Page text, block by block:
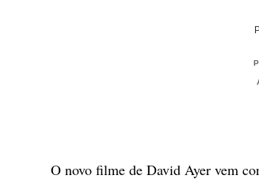
O novo filme de David Ayer vem